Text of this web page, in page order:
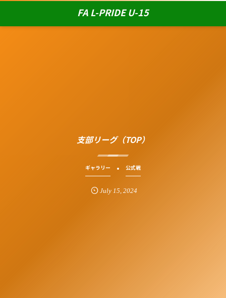
FA L-PRIDE U-15
支部リーグ（TOP）
ギャラリー 公式戦
July 15 2024